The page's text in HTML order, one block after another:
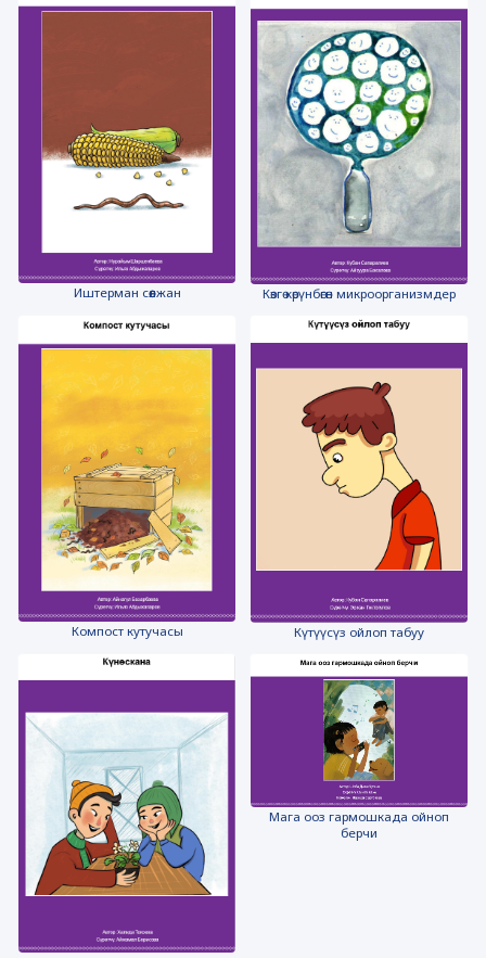
Иштерман сөөлжан Көзгө көрүнбөгөн микроорганизмдер
Компост кутучасы Күтүүсүз ойлоп табуу
Мага ооз гармошкада ойноп
берчи